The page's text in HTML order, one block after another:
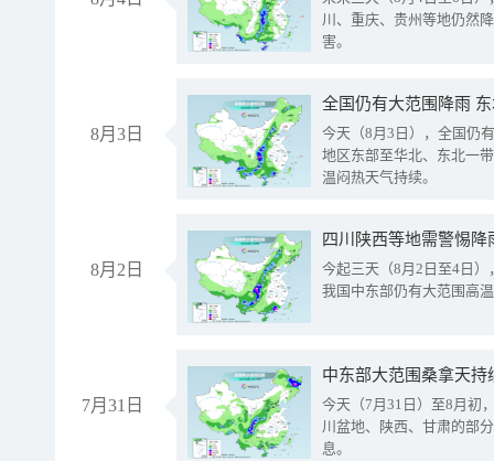
川、重庆、贵州等地仍然
害。
8月3日
全国仍有大范围降雨
今天（8月3日），全国仍
地区东部至华北、东北一
温闷热天气持续。
8月2日
今起三天（8月2日至4日
我国中东部仍有大范围高
7月31日
中东部大范围桑拿天
今天（7月31日）至8月初
川盆地、陕西、甘肃的部
息。